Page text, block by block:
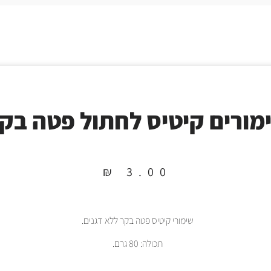
קיטיס לחתול פטה
₪ 3.00
שימורי קיטיס פטה בקר ללא דגנים.
תכולה: 80 גרם.